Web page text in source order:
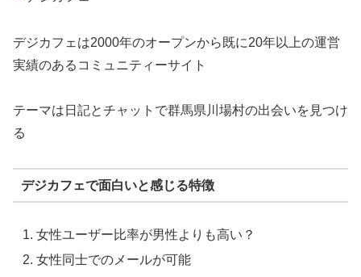
デジカフェは2000年のオープンから既に20年以上の運営
実績のあるコミュニティーサイト
テーマは日記とチャットで群馬県川場村の出会いを見つけ
る
デジカフェで面白いと感じる特徴
女性ユーザー比率が男性よりも高い？
女性同士でのメールが可能